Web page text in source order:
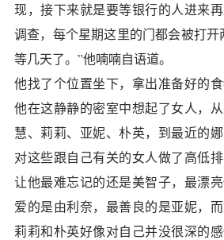
现，接下来就是要等银行的人进来
调查，每个星期这里的门都会被打开
等几天了。”他喃喃自语道。
他找了个位置坐下，拿出准备好的食
他在这静静的密室中想起了女人，
慧、莉莉、亚妮、朴英，到最近的
对这些跟自己有关的女人做了高低排
让他最难忘记的还是美智子，最漂
爱的是由利奈，最善良的是亚妮，而
莉莉和朴英好像对自己并没很深的感